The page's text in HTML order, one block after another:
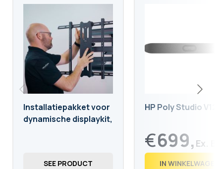
Installatiepakket voor
dynamische displaykit,
SEE PRODUCT
HP Poly Studio V12
€699,
€ 846,
IN WINKELWAGEN